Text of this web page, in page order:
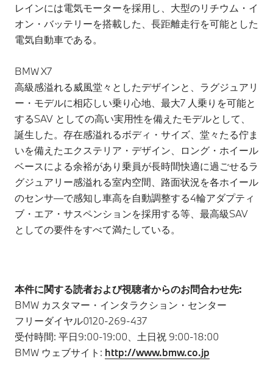
レインには電気モーターを採用し、大型のリチウム・イ
オン・バッテリーを搭載した、長距離走行を可能とした
電気自動車である。
BMW X7
高級感溢れる威風堂々としたデザインと、ラグジュアリ
ー・モデルに相応しい乗り心地、最大7 人乗りを可能と
するSAV としての高い実用性を備えたモデルとして、
誕生した。存在感溢れるボディ・サイズ、堂々たる佇ま
いを備えたエクステリア・デザイン、ロング・ホイール
ベースによる余裕があり乗員が長時間快適に過ごせるラ
グジュアリー感溢れる室内空間、路面状況を各ホイール
のセンサ―で感知し車高を自動調整する4輪アダプティ
ブ・エア・サスペンションを採用する等、最高級SAV
としての要件をすべて満たしている。
本件に関する読者および視聴者からのお問合わせ先:
BMW カスタマー・インタラクション・センター
フリーダイヤル0120-269-437
受付時間: 平日9:00-19:00、土日祝 9:00-18:00
BMW ウェブサイト: http://www.bmw.co.jp